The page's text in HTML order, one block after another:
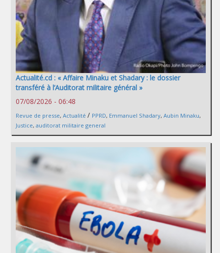
Actualité.cd : « Affaire Minaku et Shadary : le dossier
transféré à l’Auditorat militaire général »
07/08/2026 - 06:48
Revue de presse, Actualité / PPRD, Emmanuel Shadary, Aubin Minaku,
Justice, auditorat militaire general